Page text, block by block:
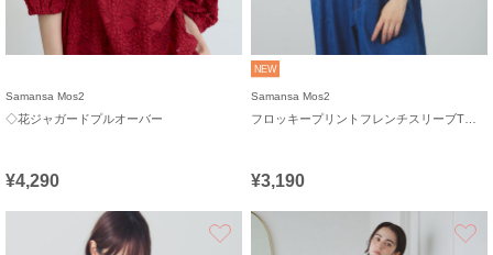
Samansa Mos2
◇花ジャガードプルオーバー
¥4,290
NEW
Samansa Mos2
¥3,190
お気に入り